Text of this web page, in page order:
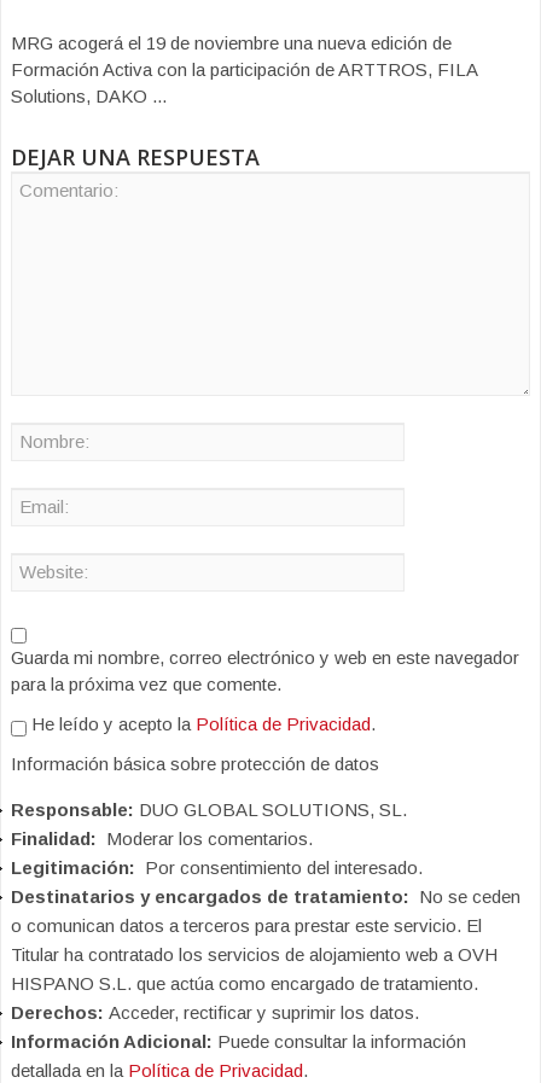
MRG acogerá el 19 de noviembre una nueva edición de
Formación Activa con la participación de ARTTROS, FILA
Solutions, DAKO ...
DEJAR UNA RESPUESTA
Guarda mi nombre, correo electrónico y web en este navegador
para la próxima vez que comente.
He leído y acepto la Política de Privacidad.
Información básica sobre protección de datos
Responsable: DUO GLOBAL SOLUTIONS, SL.
Finalidad: Moderar los comentarios.
Legitimación: Por consentimiento del interesado.
Destinatarios y encargados de tratamiento: No se ceden
o comunican datos a terceros para prestar este servicio. El
Titular ha contratado los servicios de alojamiento web a OVH
HISPANO S.L. que actúa como encargado de tratamiento.
Derechos: Acceder, rectificar y suprimir los datos.
Información Adicional: Puede consultar la información
detallada en la Política de Privacidad.